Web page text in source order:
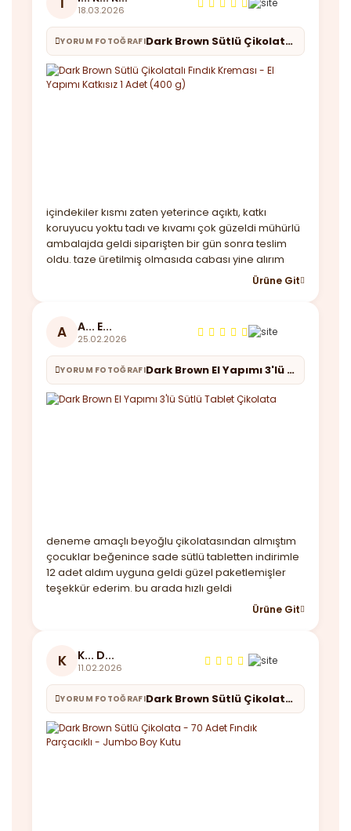
18.03.2026
YORUM FOTOĞRAFI Dark Brown Sütlü Çikolatalı Fındık Kreması - El Yapımı Katkısız 1 Adet (400 g)
içindekiler kısmı zaten yeterince açıktı, katkı
koruyucu yoktu tadı ve kıvamı çok güzeldi mühürlü
ambalajda geldi siparişten bir gün sonra teslim
oldu. taze üretilmiş olmasıda cabası yine alırım
Ürüne Git
A A... E...
25.02.2026
YORUM FOTOĞRAFI Dark Brown El Yapımı 3'lü Sütlü Tablet Çikolata
deneme amaçlı beyoğlu çikolatasından almıştım
çocuklar beğenince sade sütlü tabletten indirimle
12 adet aldım uyguna geldi güzel paketlemişler
teşekkür ederim. bu arada hızlı geldi
Ürüne Git
K K... D...
11.02.2026
YORUM FOTOĞRAFI Dark Brown Sütlü Çikolata - 70 Adet Fındık Parçacıklı - Jumbo Boy Kutu